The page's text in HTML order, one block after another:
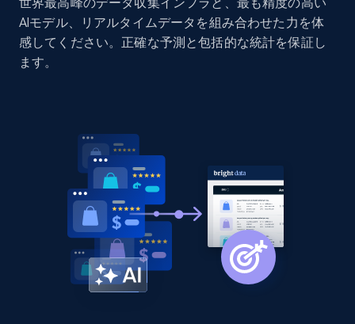
AIモデル、リアルタイムデータを組み合わせた力を体
感してください。正確な予測と包括的な統計を保証し
ます。